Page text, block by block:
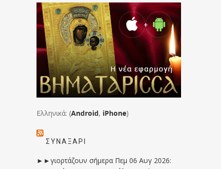
Ελληνικά: (Android, iPhone)
ΣΥΝΑΞΆΡΙ
►►γιορτάζουν σήμερα Πεμ 06 Αυγ 2026: